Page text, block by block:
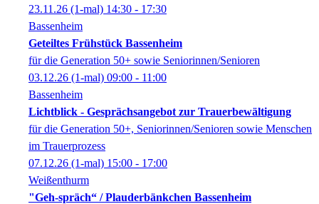
23.11.26 (1-mal) 14:30 - 17:30
Bassenheim
Geteiltes Frühstück Bassenheim
für die Generation 50+ sowie Seniorinnen/Senioren
03.12.26 (1-mal) 09:00 - 11:00
Bassenheim
Lichtblick - Gesprächsangebot zur Trauerbewältigung
für die Generation 50+, Seniorinnen/Senioren sowie Menschen
im Trauerprozess
07.12.26 (1-mal) 15:00 - 17:00
Weißenthurm
"Geh-spräch“ / Plauderbänkchen Bassenheim